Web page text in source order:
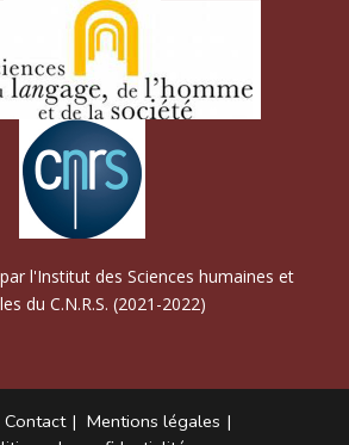
l'Institut des Sciences humaines et
du C.N.R.S. (2021-2022)
Contact
Mentions légales